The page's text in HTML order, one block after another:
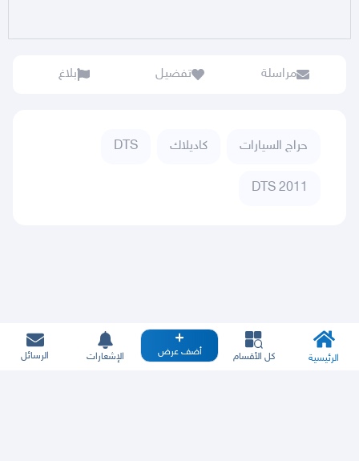
مراسلة تفضيل بلاغ
حراج السيارات كاديلاك DTS
DTS 2011
الرئيسية كل الأقسام أضف عرض الإشعارات الرسائل